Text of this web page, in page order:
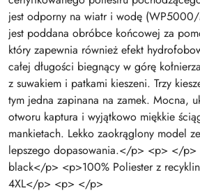
jest odporny na wiatr i wodę
jest poddana obróbce końcowej za
który zapewnia również efekt
całej długości biegnący w górę
z suwakiem i patkami kieszeni. Trzy
tym jedna zapinana na zamek. Mocna,
otworu kaptura i wyjątkowo miękkie
mankietach. Lekko zaokrąglony model
lepszego dopasowania.</p> <p> </
black</p> <p>100% Poliester z
4XL</p> <p> </p>